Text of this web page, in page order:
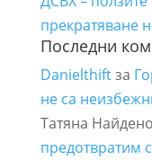
прекратяване
Последни
Danielthiftза
не са
Татяна
предотвратим